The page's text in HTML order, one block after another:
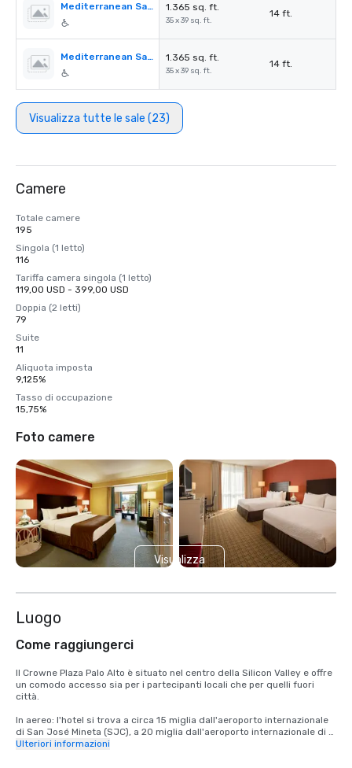
Mediterranean Salon A 1.365 sq. ft.
35 x 39 sq. ft.
14 ft.
Mediterranean Salon B 1.365 sq. ft.
35 x 39 sq. ft.
14 ft.
Visualizza tutte le sale (23)
Camere
Totale camere
195
Singola (1 letto)
116
Tariffa camera singola (1 letto)
119,00 USD - 399,00 USD
Doppia (2 letti)
79
Suite
11
Aliquota imposta
9,125%
Tasso di occupazione
15,75%
Foto camere
Visualizza
Luogo
Come raggiungerci
Il Crowne Plaza Palo Alto è situato nel centro della Silicon Valley e offre
un comodo accesso sia per i partecipanti locali che per quelli fuori
città.
In aereo: l'hotel si trova a circa 15 miglia dall'aeroporto internazionale
di San José Mineta (SJC), a 20 miglia dall'aeroporto internazionale di
San Francisco (SFO) e a 40 miglia dall'aeroporto internazionale di
Ulteriori informazioni